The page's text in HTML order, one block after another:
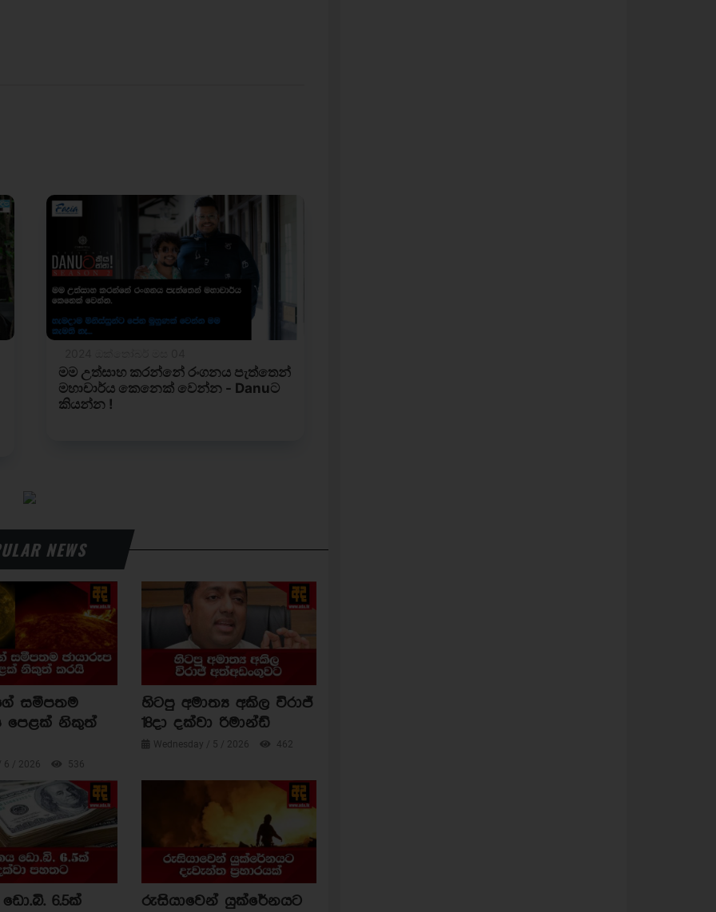
NEWS
සමීපතම
පෙළක් නිකුත්
6 / 2026 536
හිටපු අමාත්‍ය අකිල විරාජ්
18දා දක්වා රිමාන්ඩ්
Wednesday / 5 / 2026 462
6.5ක්
රුසියාවෙන් යුක්රේනයට